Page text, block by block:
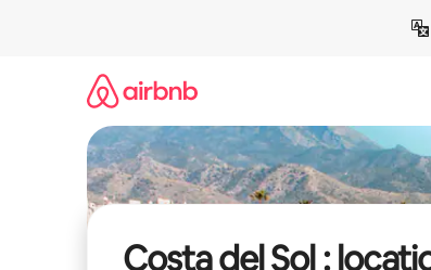
Costa del Sol :